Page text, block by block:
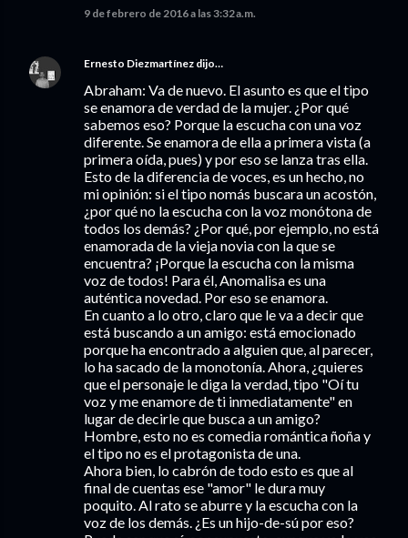
9 de febrero de 2016 a las 3:32 a.m.
Ernesto Diezmartínez dijo…
Abraham: Va de nuevo. El asunto es que el tipo
se enamora de verdad de la mujer. ¿Por qué
sabemos eso? Porque la escucha con una voz
diferente. Se enamora de ella a primera vista (a
primera oída, pues) y por eso se lanza tras ella.
Esto de la diferencia de voces, es un hecho, no
mi opinión: si el tipo nomás buscara un acostón,
¿por qué no la escucha con la voz monótona de
todos los demás? ¿Por qué, por ejemplo, no está
enamorada de la vieja novia con la que se
encuentra? ¡Porque la escucha con la misma
voz de todos! Para él, Anomalisa es una
auténtica novedad. Por eso se enamora.
En cuanto a lo otro, claro que le va a decir que
está buscando a un amigo: está emocionado
porque ha encontrado a alguien que, al parecer,
lo ha sacado de la monotonía. Ahora, ¿quieres
que el personaje le diga la verdad, tipo "Oí tu
voz y me enamore de ti inmediatamente" en
lugar de decirle que busca a un amigo?
Hombre, esto no es comedia romántica ñoña y
el tipo no es el protagonista de una.
Ahora bien, lo cabrón de todo esto es que al
final de cuentas ese "amor" le dura muy
poquito. Al rato se aburre y la escucha con la
voz de los demás. ¿Es un hijo-de-sú por eso?